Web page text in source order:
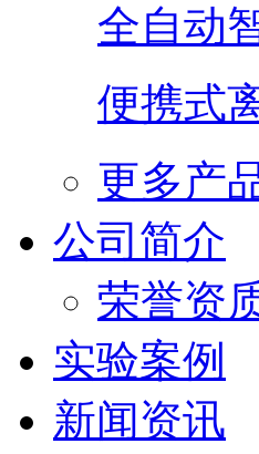
全自动
便携式
更多产
公司简介
荣誉资
实验案例
新闻资讯